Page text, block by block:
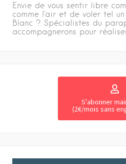
Envie de vous sentir libre
comme l'air et de voler tel
Blanc ? Spécialistes du
accompagnerons pour
S'abonner
(2€/mois sans